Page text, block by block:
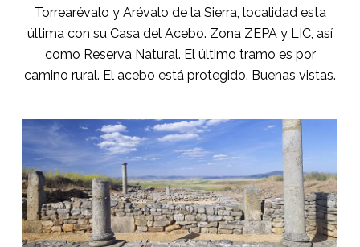
Torrearévalo y Arévalo de la Sierra, localidad esta
última con su Casa del Acebo. Zona ZEPA y LIC, así
como Reserva Natural. El último tramo es por
camino rural. El acebo está protegido. Buenas vistas.